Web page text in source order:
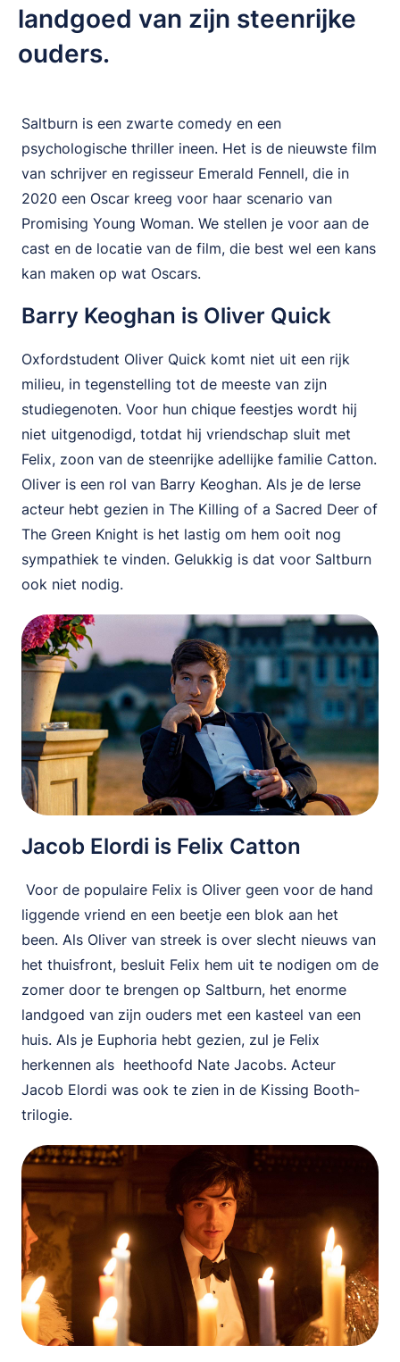
landgoed van zijn steenrijke
ouders.
Saltburn is een zwarte comedy en een
psychologische thriller ineen. Het is de nieuwste film
van schrijver en regisseur Emerald Fennell, die in
2020 een Oscar kreeg voor haar scenario van
Promising Young Woman. We stellen je voor aan de
cast en de locatie van de film, die best wel een kans
kan maken op wat Oscars.
Barry Keoghan is Oliver Quick
Oxfordstudent Oliver Quick komt niet uit een rijk
milieu, in tegenstelling tot de meeste van zijn
studiegenoten. Voor hun chique feestjes wordt hij
niet uitgenodigd, totdat hij vriendschap sluit met
Felix, zoon van de steenrijke adellijke familie Catton.
Oliver is een rol van Barry Keoghan. Als je de Ierse
acteur hebt gezien in The Killing of a Sacred Deer of
The Green Knight is het lastig om hem ooit nog
sympathiek te vinden. Gelukkig is dat voor Saltburn
ook niet nodig.
Jacob Elordi is Felix Catton
Voor de populaire Felix is Oliver geen voor de hand
liggende vriend en een beetje een blok aan het
been. Als Oliver van streek is over slecht nieuws van
het thuisfront, besluit Felix hem uit te nodigen om de
zomer door te brengen op Saltburn, het enorme
landgoed van zijn ouders met een kasteel van een
huis. Als je Euphoria hebt gezien, zul je Felix
herkennen als heethoofd Nate Jacobs. Acteur
Jacob Elordi was ook te zien in de Kissing Booth-
trilogie.